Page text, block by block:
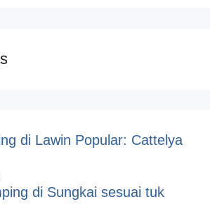
di Lawin Popular: Cattelya
di Sungkai sesuai tuk